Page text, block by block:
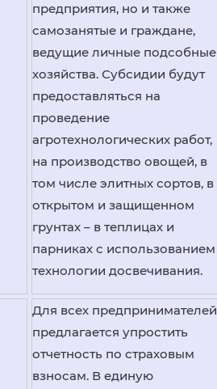
предприятия, но и также
самозанятые и граждане,
ведущие личные подсобные
хозяйства. Субсидии будут
предоставляться на
проведение
агротехнологических работ,
на производство овощей, в
том числе элитных сортов, в
открытом и защищенном
грунтах – в теплицах и
парниках с использованием
технологии досвечивания.
Для всех предпринимателей
предлагается упростить
отчетность по страховым
взносам. В единую